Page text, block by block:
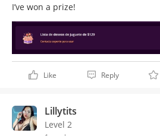
I’ve won a prize!
Like Reply
Lillytits
Level 2